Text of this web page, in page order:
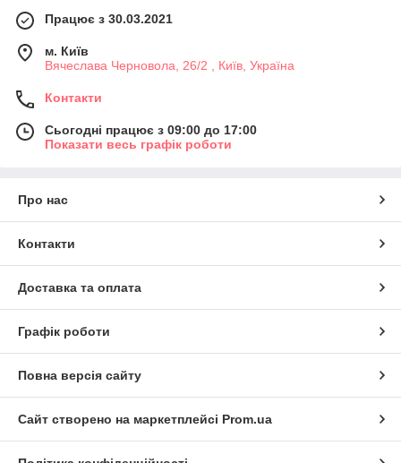
Працює з 30.03.2021
м. Київ
Вячеслава Черновола, 26/2 , Київ, Україна
Контакти
Сьогодні працює з 09:00 до 17:00
Показати весь графік роботи
Про нас
Контакти
Доставка та оплата
Графік роботи
Повна версія сайту
Сайт створено на маркетплейсі Prom.ua